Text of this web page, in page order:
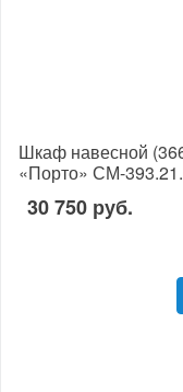
Шкаф навесной
«Порто» СМ-
30 750 руб.